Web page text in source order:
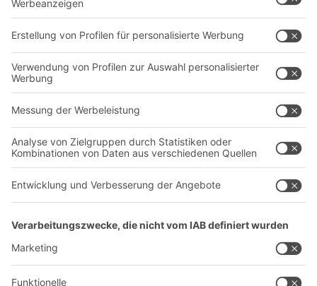
Transportsysteme
Dienstleistungen
Unternehmen
Über uns
Produktionsstandorte
Karriere
Follow us
BIT O
YOUR LIFE.